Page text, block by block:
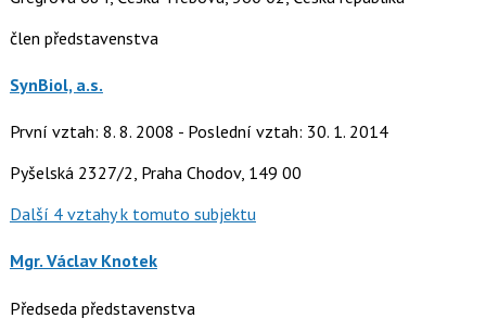
člen představenstva
SynBiol, a.s.
První vztah: 8. 8. 2008 - Poslední vztah: 30. 1. 2014
Pyšelská 2327/2, Praha Chodov, 149 00
Další 4 vztahy k tomuto subjektu
Mgr. Václav Knotek
Předseda představenstva